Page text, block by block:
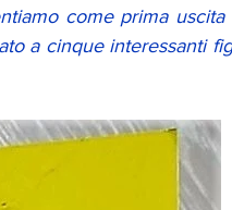
come prima
a cinque interessanti